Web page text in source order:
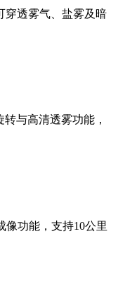
穿透雾气、盐雾及暗
与高清透雾功能，
功能，支持10公里